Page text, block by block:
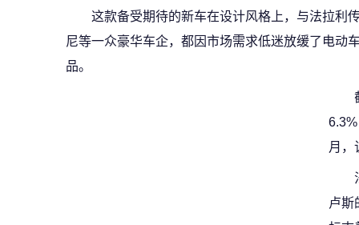
这款备受期待的新车在设计风格上，与法拉利
尼等一众豪华车企，都因市场需求低迷放缓了电动
品。
月，
卢斯